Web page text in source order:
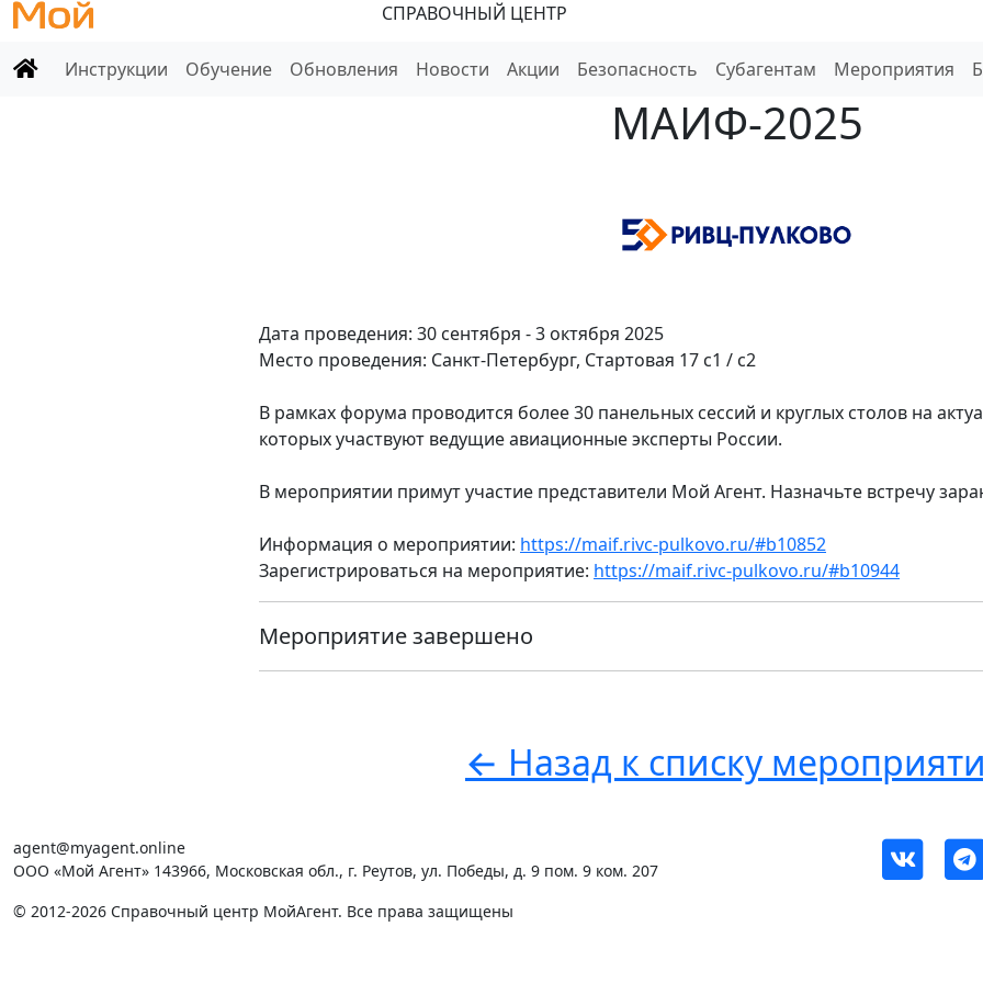
СПРАВОЧНЫЙ ЦЕНТР
Инструкции
Обучение Обновления Новости Акции Безопасность Субагентам Мероприятия
МАИФ-2025
Дата проведения: 30 сентября - 3 октября 2025
Место проведения: Санкт-Петербург, Стартовая 17 с1 / с2
В рамках форума проводится более 30 панельных сессий и круглых столов на
которых участвуют ведущие авиационные эксперты России.
В мероприятии примут участие представители Мой Агент. Назначьте встречу
Информация о мероприятии: https://maif.rivc-pulkovo.ru/#b10852
Зарегистрироваться на мероприятие: https://maif.rivc-pulkovo.ru/#b10944
Мероприятие завершено
← Назад к списку
agent@myagent.online
ООО «Мой Агент» 143966, Московская обл., г. Реутов, ул. Победы, д. 9 пом. 9 ком. 207
© 2012-2026 Справочный центр МойАгент. Все права защищены